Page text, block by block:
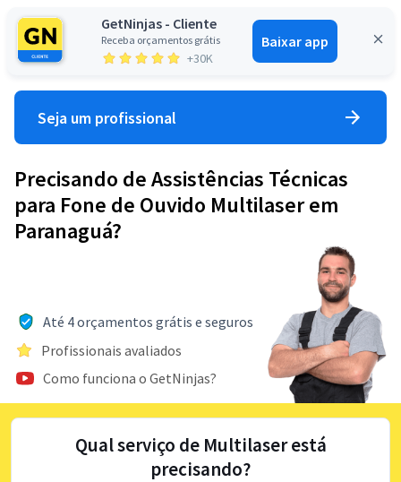
GetNinjas - Cliente
Receba orçamentos grátis
+30K
Baixar app
Entrar
Seja um profissional
Precisando de Assistências Técnicas
para Fone de Ouvido Multilaser em
Paranaguá?
Até 4 orçamentos grátis e seguros
Profissionais avaliados
Como funciona o GetNinjas?
Qual serviço de Multilaser está
precisando?